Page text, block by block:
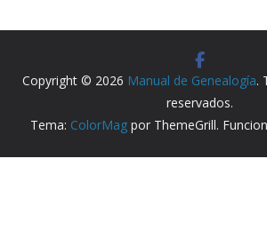
Copyright © 2026 Manual de Genealogía.
reservados.
Tema: ColorMagpor ThemeGrill.